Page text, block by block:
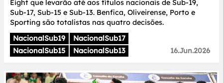
Eight que levarão até aos títulos nacionais de Sub-19,
Sub-17, Sub-15 e Sub-13. Benfica, Oliveirense, Porto e
Sporting são totalistas nas quatro decisões.
NacionalSub19
NacionalSub17
NacionalSub15
NacionalSub13 16.Jun.2026